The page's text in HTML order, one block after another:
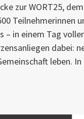
zur WORT25,
Teilnehmerinnen
in einem Tag
dabei:
leben.